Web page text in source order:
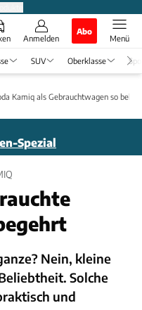
Anmelden
Abo
Menü
SUV Oberklasse
Kamiq als Gebrauchtwagen so
Spezial
Nein, kleine
Solche
und